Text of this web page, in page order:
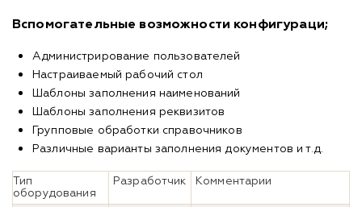
Вспомогательные возможности конфигураци;
Администрирование пользователей
Настраиваемый рабочий стол
Шаблоны заполнения наименований
Шаблоны заполнения реквизитов
Групповые обработки справочников
Различные варианты заполнения документов и т.д.
Тип
оборудования
Разработчик Комментарии